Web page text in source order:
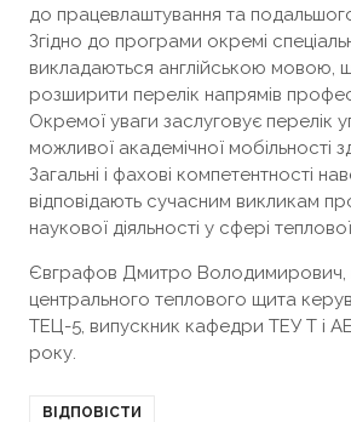
до працевлаштування та
Згідно до програми окремі
викладаються англійською мовою,
розширити перелік напрямів
Окремої уваги заслуговує перелік
можливої академічної мобільності
Загальні і фахові компетентності
відповідають сучасним викликам
наукової діяльності у сфері
Євграфов Дмитро Володимирович,
центрального теплового щита
ТЕЦ-5, випускник кафедри ТЕУ Т і
року.
ВІДПОВІСТИ